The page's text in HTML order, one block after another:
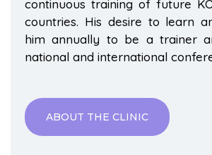
continuous training of future
countries. His desire to learn
him annually to be a trainer
national and international
ABOUT THE CLINIC